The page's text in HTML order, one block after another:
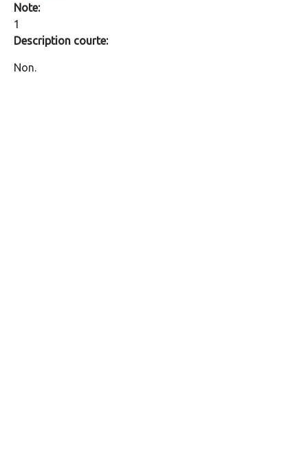
Note:
1
Description courte:
Non.